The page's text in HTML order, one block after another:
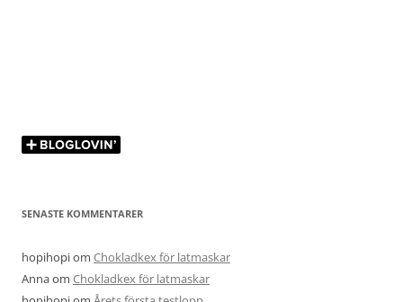
SENASTE KOMMENTARER
hopihopiom Chokladkex för latmaskar
Annaom Chokladkex för latmaskar